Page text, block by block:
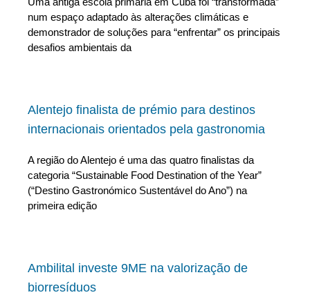
num espaço adaptado às alterações climáticas e
demonstrador de soluções para “enfrentar” os principais
desafios ambientais da
Alentejo finalista de prémio para destinos
internacionais orientados pela gastronomia
A região do Alentejo é uma das quatro finalistas da
categoria “Sustainable Food Destination of the Year”
(“Destino Gastronómico Sustentável do Ano”) na
primeira edição
Ambilital investe 9ME na valorização de
biorresíduos